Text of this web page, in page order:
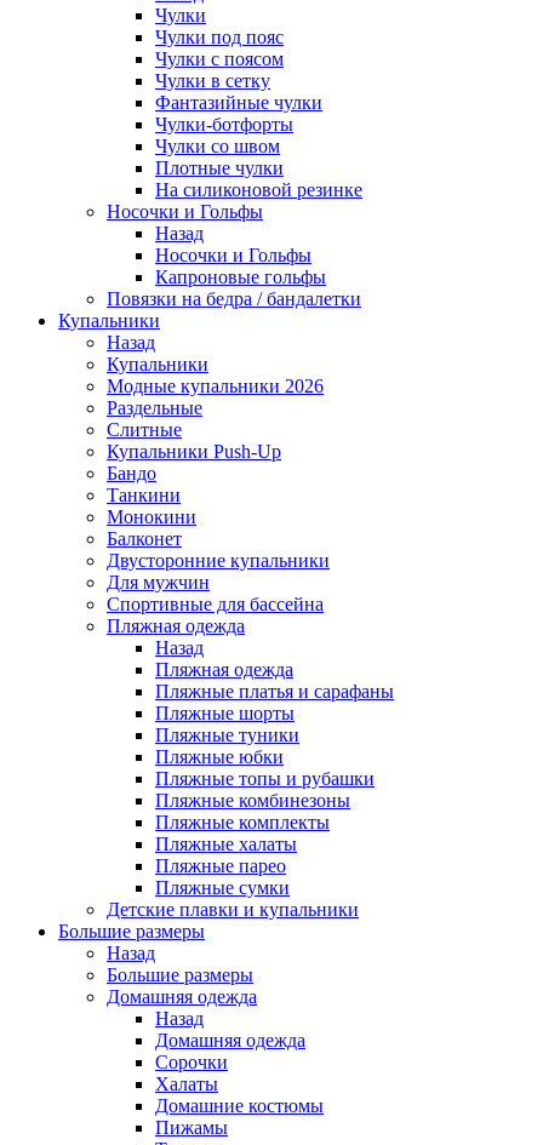
Чулки
Чулки под пояс
Чулки с поясом
Чулки в сетку
Фантазийные чулки
Чулки-ботфорты
Чулки со швом
Плотные чулки
На силиконовой резинке
Носочки и Гольфы
Назад
Носочки и Гольфы
Капроновые гольфы
Повязки на бедра / бандалетки
Купальники
Назад
Купальники
Модные купальники 2026
Раздельные
Слитные
Купальники Push-Up
Бандо
Танкини
Монокини
Балконет
Двусторонние купальники
Для мужчин
Спортивные для бассейна
Пляжная одежда
Назад
Пляжная одежда
Пляжные платья и сарафаны
Пляжные шорты
Пляжные туники
Пляжные юбки
Пляжные топы и рубашки
Пляжные комбинезоны
Пляжные комплекты
Пляжные халаты
Пляжные парео
Пляжные сумки
Детские плавки и купальники
Большие размеры
Назад
Большие размеры
Домашняя одежда
Назад
Домашняя одежда
Сорочки
Халаты
Домашние костюмы
Пижамы